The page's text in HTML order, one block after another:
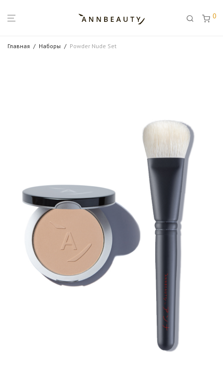
0
Главная / Наборы / Powder Nude Set